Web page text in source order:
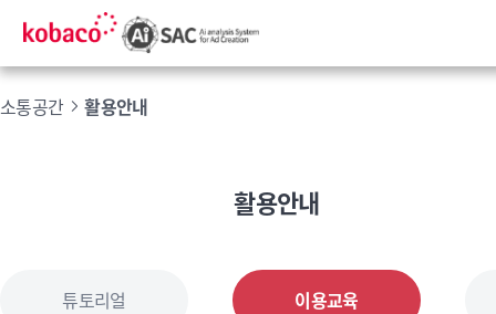
소통공간 활용안내
활용안내
튜토리얼 이용교육